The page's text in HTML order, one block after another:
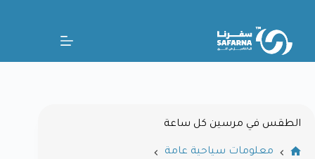
الطقس في مرسين كل ساعة
معلومات سياحية عامة